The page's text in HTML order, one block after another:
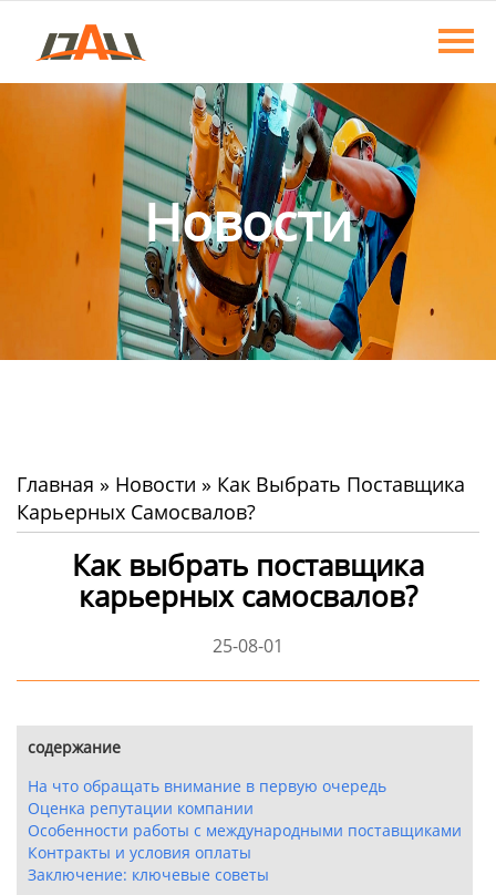
Главная
Продукция
Контакты Новости
Главная » Новости » Как Выбрать Поставщика
Карьерных Самосвалов?
Как выбрать поставщика
карьерных самосвалов?
25-08-01
содержание
На что обращать внимание в первую очередь
Оценка репутации компании
Особенности работы с международными поставщиками
Контракты и условия оплаты
Заключение: ключевые советы